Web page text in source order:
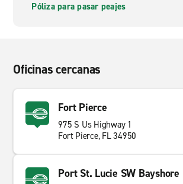
Póliza para pasar peajes
Oficinas cercanas
Fort Pierce
975 S Us Highway 1
Fort Pierce, FL 34950
Port St. Lucie SW Bayshore